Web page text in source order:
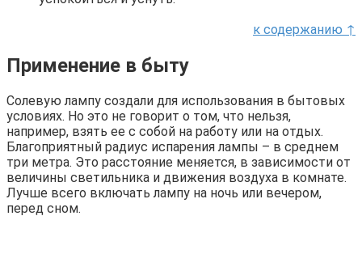
к содержанию ↑
Применение в быту
Солевую лампу создали для использования в бытовых
условиях. Но это не говорит о том, что нельзя,
например, взять ее с собой на работу или на отдых.
Благоприятный радиус испарения лампы – в среднем
три метра. Это расстояние меняется, в зависимости от
величины светильника и движения воздуха в комнате.
Лучше всего включать лампу на ночь или вечером,
перед сном.